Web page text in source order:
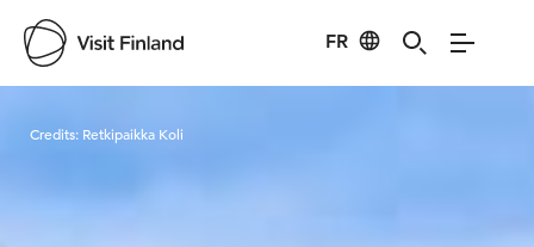
FR
Credits: Retkipaikka Koli